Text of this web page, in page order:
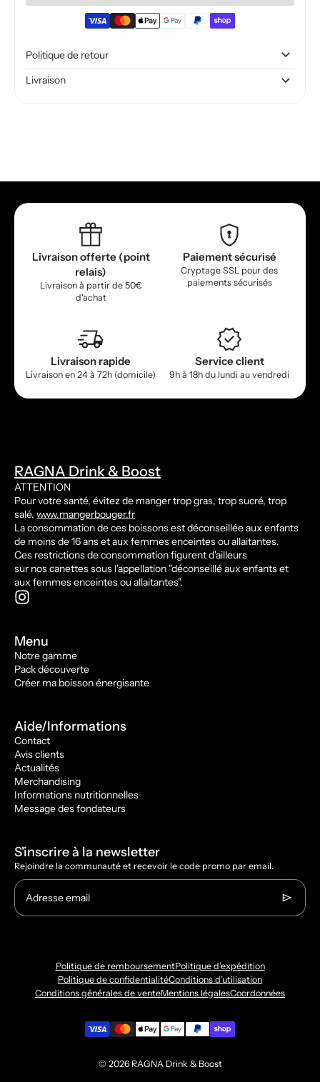
Politique de retour
Livraison
Livraison offerte (point
relais)
Livraison à partir de 50€
d'achat
Paiement sécurisé
Cryptage SSL pour des
paiements sécurisés
Livraison rapide
Livraison en 24 à 72h (domicile)
Service client
9h à 18h du lundi au vendredi
RAGNA Drink & Boost
ATTENTION
Pour votre santé, évitez de manger trop gras, trop sucré, trop
salé. www.mangerbouger.fr
La consommation de ces boissons est déconseillée aux enfants
de moins de 16 ans et aux femmes enceintes ou allaitantes.
Ces restrictions de consommation figurent d'ailleurs
sur nos canettes sous l'appellation "déconseillé aux enfants et
aux femmes enceintes ou allaitantes".
Menu
Notre gamme
Pack découverte
Créer ma boisson énergisante
Aide/Informations
Contact
Avis clients
Actualités
Merchandising
Informations nutritionnelles
Message des fondateurs
S'inscrire à la newsletter
Rejoindre la communauté et recevoir le code promo par email.
Adresse email
Politique de remboursementPolitique d’expédition
Politique de confidentialitéConditions d’utilisation
Conditions générales de venteMentions légalesCoordonnées
© 2026 RAGNA Drink & Boost